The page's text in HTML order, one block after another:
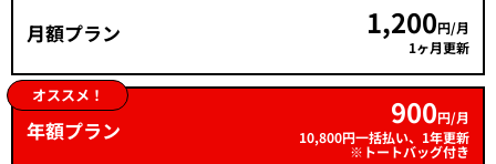
月額プラン 1,200円/月
1ヶ月更新
オススメ！
年額プラン 900円/月
10,800円一括払い、1年更新
※トートバッグ付き